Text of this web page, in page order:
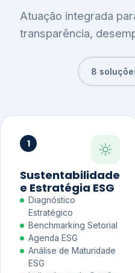
Atuação integrada
transparência,
8
1
Sustentabilidade
e Estratégia ESG
Diagnóstico
Estratégico
Benchmarking Setorial
Agenda ESG
Análise de Maturidade
ESG